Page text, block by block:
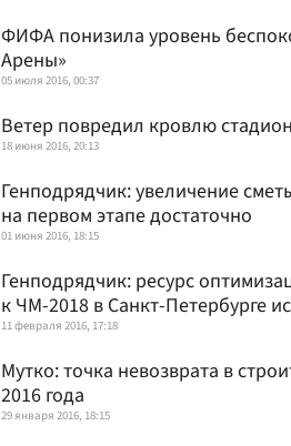
ФИФА понизила уровень
Арены»
05 июля 2016, 00:37
Ветер повредил кровлю
18 июня 2016, 20:13
Генподрядчик: увеличение
на первом этапе достаточно
01 июня 2016, 18:15
Генподрядчик: ресурс
к ЧМ-2018 в Санкт-Петербурге
11 февраля 2016, 17:18
Мутко: точка невозврата в
2016 года
29 января 2016, 18:15